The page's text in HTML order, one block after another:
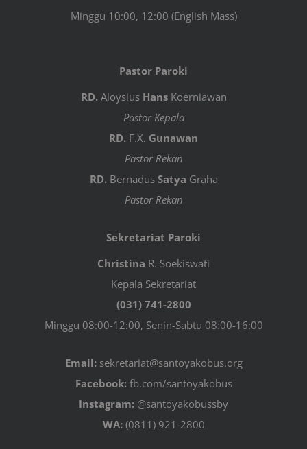
Minggu 10:00, 12:00 (English Mass)
Pastor Paroki
RD.Aloysius HansKoerniawan
Pastor Kepala
RD. F.X. Gunawan
Pastor Rekan
RD.Bernadus Satya Graha
Pastor Rekan
Sekretariat Paroki
Christina R. Soekiswati
Kepala Sekretariat
(031) 741-2800
Minggu 08:00-12:00, Senin-Sabtu 08:00-16:00
Email:sekretariat@santoyakobus.org
Facebook:fb.com/santoyakobus
Instagram: @santoyakobussby
WA:(0811) 921-2800